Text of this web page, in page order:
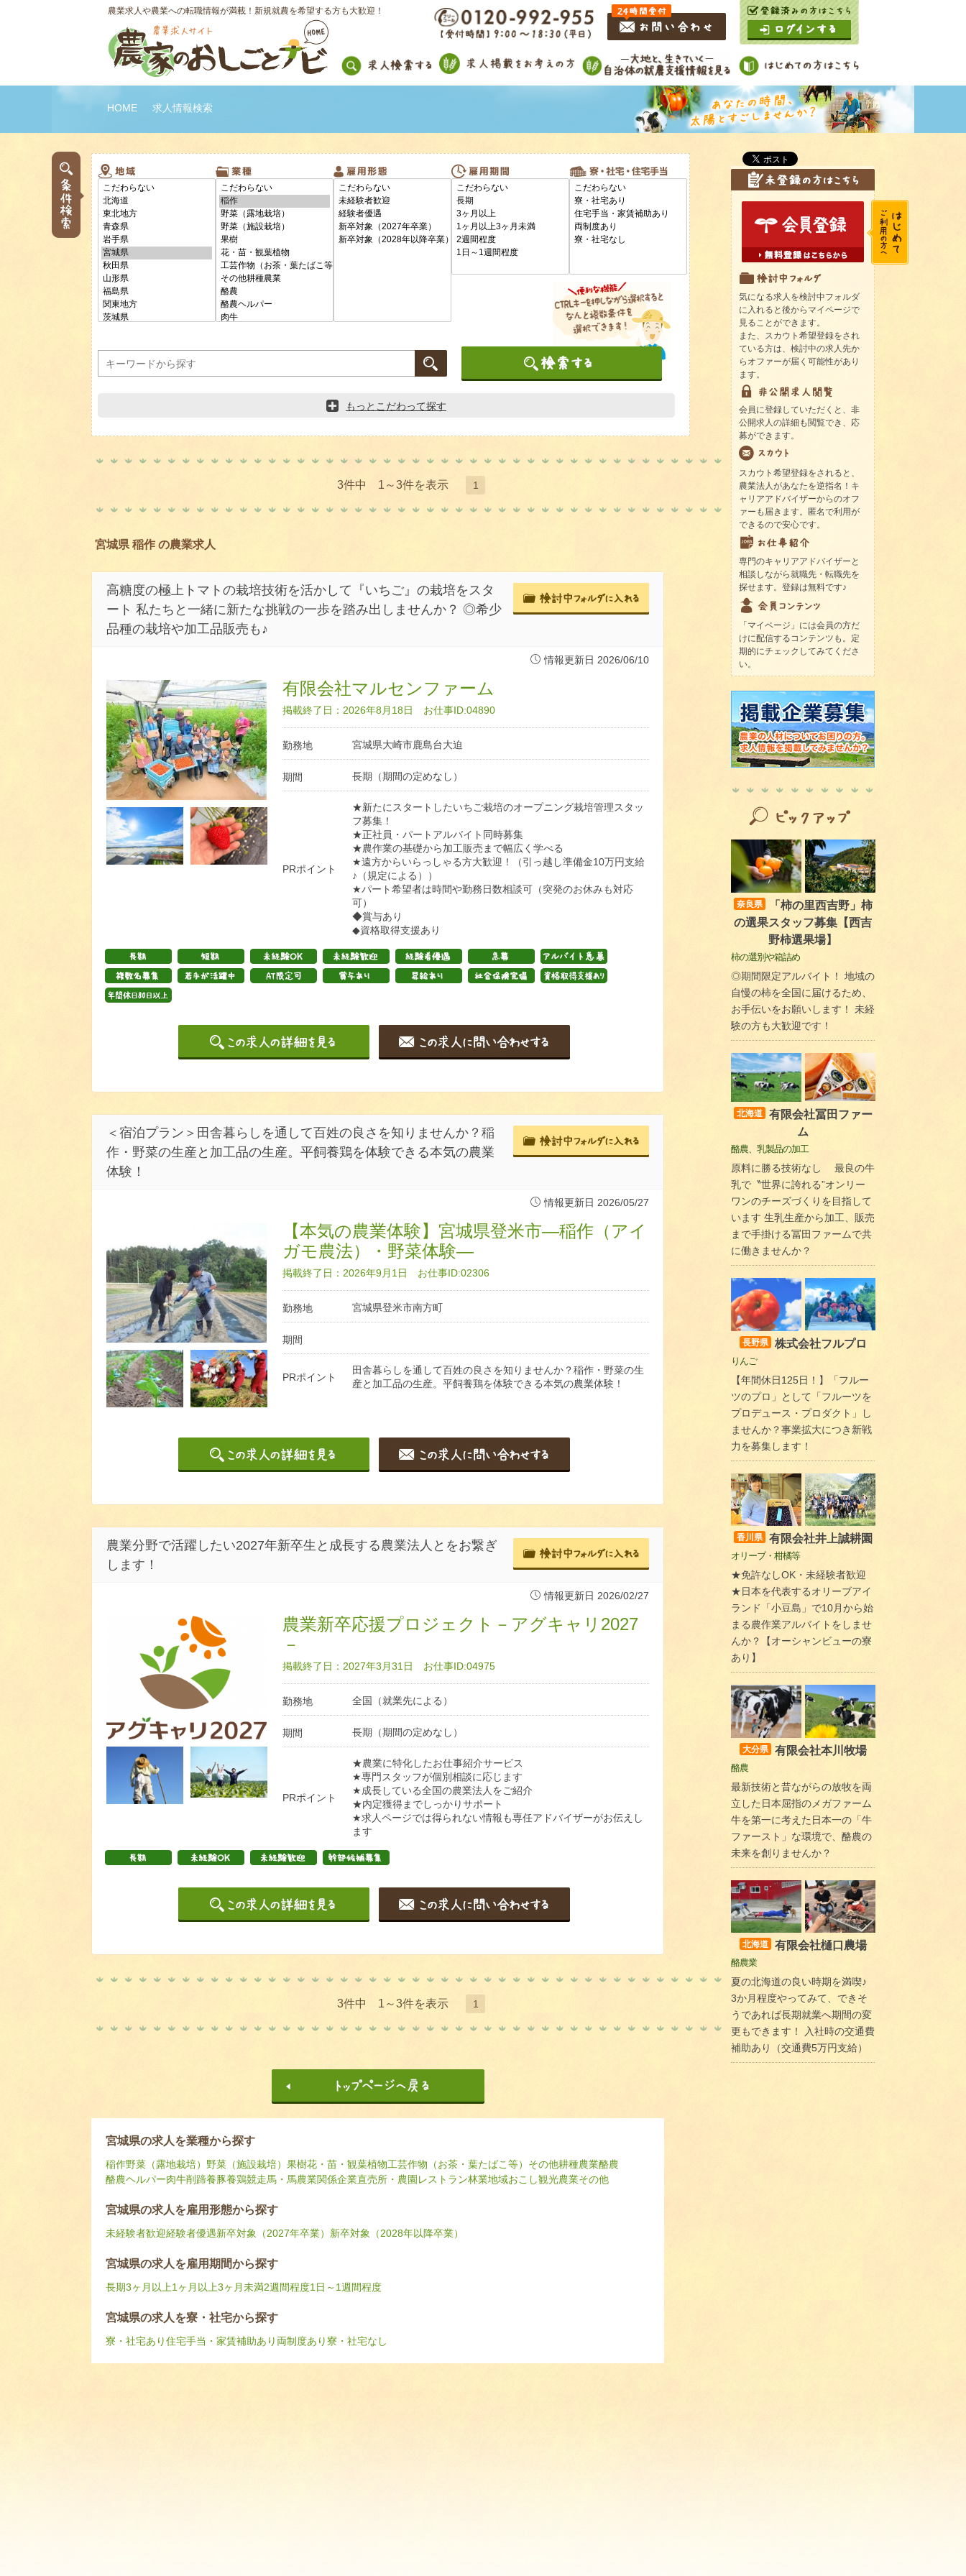
農業求人や農業への転職情報が満載！新規就農を希望する方も大歓迎！
HOME 求人情報検索
もっとこだわって探す
3件中 1～3件を表示 1
宮城県 稲作 の農業求人
高糖度の極上トマトの栽培技術を活かして『いちご』の栽培をスタ
ート 私たちと一緒に新たな挑戦の一歩を踏み出しませんか？ ◎希少
品種の栽培や加工品販売も♪
情報更新日 2026/06/10
有限会社マルセンファーム
掲載終了日：2026年8月18日 お仕事ID:04890
勤務地 宮城県大崎市鹿島台大迫
期間 長期（期間の定めなし）
PRポイント
★新たにスタートしたいちご栽培のオープニング栽培管理スタッ
フ募集！
★正社員・パートアルバイト同時募集
★農作業の基礎から加工販売まで幅広く学べる
★遠方からいらっしゃる方大歓迎！（引っ越し準備金10万円支給
♪（規定による））
★パート希望者は時間や勤務日数相談可（突発のお休みも対応
可）
◆賞与あり
◆資格取得支援あり
＜宿泊プラン＞田舎暮らしを通して百姓の良さを知りませんか？稲
作・野菜の生産と加工品の生産。平飼養鶏を体験できる本気の農業
体験！
情報更新日 2026/05/27
【本気の農業体験】宮城県登米市―稲作（アイ
ガモ農法）・野菜体験―
掲載終了日：2026年9月1日 お仕事ID:02306
勤務地 宮城県登米市南方町
期間
PRポイント
田舎暮らしを通して百姓の良さを知りませんか？稲作・野菜の生
産と加工品の生産。平飼養鶏を体験できる本気の農業体験！
農業分野で活躍したい2027年新卒生と成長する農業法人とをお繋ぎ
します！
情報更新日 2026/02/27
農業新卒応援プロジェクト－アグキャリ2027
－
掲載終了日：2027年3月31日 お仕事ID:04975
勤務地 全国（就業先による）
期間 長期（期間の定めなし）
PRポイント
★農業に特化したお仕事紹介サービス
★専門スタッフが個別相談に応じます
★成長している全国の農業法人をご紹介
★内定獲得までしっかりサポート
★求人ページでは得られない情報も専任アドバイザーがお伝えし
ます
3件中 1～3件を表示 1
宮城県の求人を業種から探す
稲作野菜（露地栽培） 野菜（施設栽培） 果樹花・苗・観葉植物工芸作物（お茶・葉たばこ等） その他耕種農業酪農
酪農ヘルパー肉牛削蹄養豚養鶏競走馬・馬農業関係企業直売所・農園レストラン林業地域おこし観光農業その他
宮城県の求人を雇用形態から探す
未経験者歓迎経験者優遇新卒対象（2027年卒業） 新卒対象（2028年以降卒業）
宮城県の求人を雇用期間から探す
長期3ヶ月以上1ヶ月以上3ヶ月未満2週間程度1日～1週間程度
宮城県の求人を寮・社宅から探す
寮・社宅あり住宅手当・家賃補助あり 両制度あり寮・社宅なし
気になる求人を検討中フォルダ
に入れると後からマイページで
見ることができます。
また、スカウト希望登録をされ
ている方は、検討中の求人先か
らオファーが届く可能性があり
ます。
会員に登録していただくと、非
公開求人の詳細も閲覧でき、応
募ができます。
スカウト希望登録をされると、
農業法人があなたを逆指名！キ
ャリアアドバイザーからのオフ
ァーも届きます。匿名で利用が
できるので安心です。
専門のキャリアアドバイザーと
相談しながら就職先・転職先を
探せます。登録は無料です♪
「マイページ」には会員の方だ
けに配信するコンテンツも。定
期的にチェックしてみてくださ
い。
奈良県
「柿の里西吉野」柿
の選果スタッフ募集【西吉
野柿選果場】
柿の選別や箱詰め
◎期間限定アルバイト！ 地域の
自慢の柿を全国に届けるため、
お手伝いをお願いします！ 未経
験の方も大歓迎です！
北海道
有限会社冨田ファー
ム
酪農、乳製品の加工
原料に勝る技術なし 最良の牛
乳で〝世界に誇れる”オンリー
ワンのチーズづくりを目指して
います 生乳生産から加工、販売
まで手掛ける冨田ファームで共
に働きませんか？
長野県 株式会社フルプロ
りんご
【年間休日125日！】「フルー
ツのプロ」として「フルーツを
プロデュース・プロダクト」し
ませんか？事業拡大につき新戦
力を募集します！
香川県 有限会社井上誠耕園
オリーブ・柑橘等
★免許なしOK・未経験者歓迎
★日本を代表するオリーブアイ
ランド「小豆島」で10月から始
まる農作業アルバイトをしませ
んか？【オーシャンビューの寮
あり】
大分県 有限会社本川牧場
酪農
最新技術と昔ながらの放牧を両
立した日本屈指のメガファーム
牛を第一に考えた日本一の「牛
ファースト」な環境で、酪農の
未来を創りませんか？
北海道 有限会社樋口農場
酪農業
夏の北海道の良い時期を満喫♪
3か月程度やってみて、できそ
うであれば長期就業へ期間の変
更もできます！ 入社時の交通費
補助あり（交通費5万円支給）